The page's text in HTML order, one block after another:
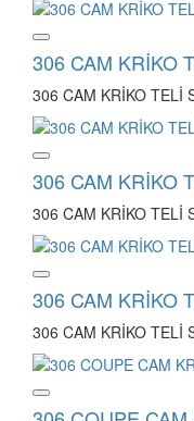
306 CAM KRİKO
306 CAM KRİKO TELİ
306 CAM KRİKO
306 CAM KRİKO TELİ
306 CAM KRİKO
306 CAM KRİKO TELİ